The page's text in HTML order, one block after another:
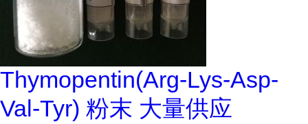
Thymopentin(Arg-Lys-Asp-
Val-Tyr) 粉末 大量供应